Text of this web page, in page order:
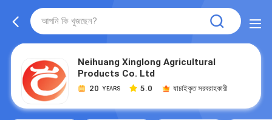
Neihuang Xinglong Agricultural
Products Co. Ltd
20 YEARS 5.0 যাচাইকৃত সরবরাহকারী